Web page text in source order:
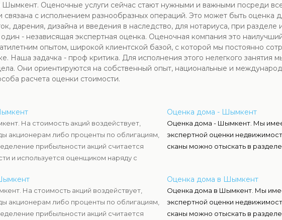
Оценочные услуги сейчас стают нужными и важными посреди
с исполнением разнообразных операций. Это может быть оценка
дарения, дизайна и введения в наследство, для нотариуса, при
- независящая экспертная оценка. Оценочная компания это
опытом, широкой клиентской базой, с которой мы постоянно
Наша задачка - проф критика. Для исполнения этого нелегкого занятия
Они ориентируются на собственный опыт, национальные и
расчета оценки стоимости.
На стоимость акций воздействует,
акционерам либо проценты по облигациям,
прибыльности акций считается
и используется оценщиком наряду с
На стоимость акций воздействует,
акционерам либо проценты по облигациям,
прибыльности акций считается
Оценка дома - Шымкент
Оценка дома - Шымкент. Мы
экспертной оценки
сканы можно отыскать в
Оценка дома в Шымкент
Оценка дома в Шымкент. Мы
экспертной оценки
сканы можно отыскать в